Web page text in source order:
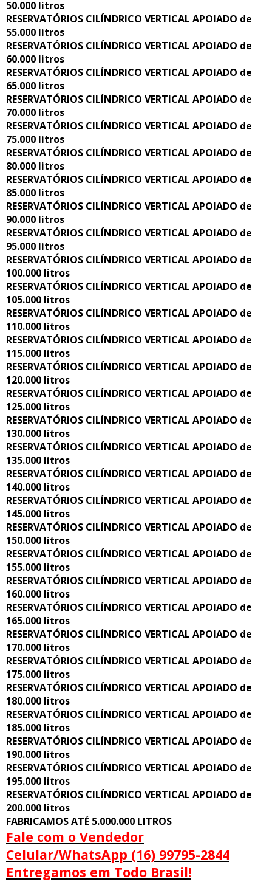
50.000 litros
RESERVATÓRIOS CILÍNDRICO VERTICAL APOIADO de
55.000 litros
RESERVATÓRIOS CILÍNDRICO VERTICAL APOIADO de
60.000 litros
RESERVATÓRIOS CILÍNDRICO VERTICAL APOIADO de
65.000 litros
RESERVATÓRIOS CILÍNDRICO VERTICAL APOIADO de
70.000 litros
RESERVATÓRIOS CILÍNDRICO VERTICAL APOIADO de
75.000 litros
RESERVATÓRIOS CILÍNDRICO VERTICAL APOIADO de
80.000 litros
RESERVATÓRIOS CILÍNDRICO VERTICAL APOIADO de
85.000 litros
RESERVATÓRIOS CILÍNDRICO VERTICAL APOIADO de
90.000 litros
RESERVATÓRIOS CILÍNDRICO VERTICAL APOIADO de
95.000 litros
RESERVATÓRIOS CILÍNDRICO VERTICAL APOIADO de
100.000 litros
RESERVATÓRIOS CILÍNDRICO VERTICAL APOIADO de
105.000 litros
RESERVATÓRIOS CILÍNDRICO VERTICAL APOIADO de
110.000 litros
RESERVATÓRIOS CILÍNDRICO VERTICAL APOIADO de
115.000 litros
RESERVATÓRIOS CILÍNDRICO VERTICAL APOIADO de
120.000 litros
RESERVATÓRIOS CILÍNDRICO VERTICAL APOIADO de
125.000 litros
RESERVATÓRIOS CILÍNDRICO VERTICAL APOIADO de
130.000 litros
RESERVATÓRIOS CILÍNDRICO VERTICAL APOIADO de
135.000 litros
RESERVATÓRIOS CILÍNDRICO VERTICAL APOIADO de
140.000 litros
RESERVATÓRIOS CILÍNDRICO VERTICAL APOIADO de
145.000 litros
RESERVATÓRIOS CILÍNDRICO VERTICAL APOIADO de
150.000 litros
RESERVATÓRIOS CILÍNDRICO VERTICAL APOIADO de
155.000 litros
RESERVATÓRIOS CILÍNDRICO VERTICAL APOIADO de
160.000 litros
RESERVATÓRIOS CILÍNDRICO VERTICAL APOIADO de
165.000 litros
RESERVATÓRIOS CILÍNDRICO VERTICAL APOIADO de
170.000 litros
RESERVATÓRIOS CILÍNDRICO VERTICAL APOIADO de
175.000 litros
RESERVATÓRIOS CILÍNDRICO VERTICAL APOIADO de
180.000 litros
RESERVATÓRIOS CILÍNDRICO VERTICAL APOIADO de
185.000 litros
RESERVATÓRIOS CILÍNDRICO VERTICAL APOIADO de
190.000 litros
RESERVATÓRIOS CILÍNDRICO VERTICAL APOIADO de
195.000 litros
RESERVATÓRIOS CILÍNDRICO VERTICAL APOIADO de
200.000 litros
FABRICAMOS ATÉ 5.000.000 LITROS
Fale com o Vendedor
Celular/WhatsApp (16) 99795-2844
Entregamos em Todo Brasil!